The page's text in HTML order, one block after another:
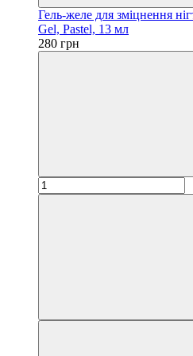
Гель-желе для зміцнення
Gel, Pastel, 13 мл
280 грн